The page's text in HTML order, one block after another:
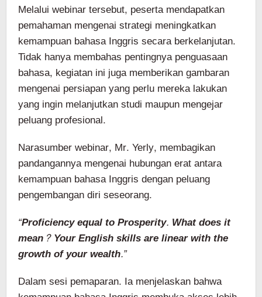
Melalui webinar tersebut, peserta mendapatkan
pemahaman mengenai strategi meningkatkan
kemampuan bahasa Inggris secara berkelanjutan.
Tidak hanya membahas pentingnya penguasaan
bahasa, kegiatan ini juga memberikan gambaran
mengenai persiapan yang perlu mereka lakukan
yang ingin melanjutkan studi maupun mengejar
peluang profesional.
Narasumber webinar, Mr. Yerly, membagikan
pandangannya mengenai hubungan erat antara
kemampuan bahasa Inggris dengan peluang
pengembangan diri seseorang.
“Proficiency equal to Prosperity. What does it
mean? Your English skills are linear with the
growth of your wealth.”
Dalam sesi pemaparan. Ia menjelaskan bahwa